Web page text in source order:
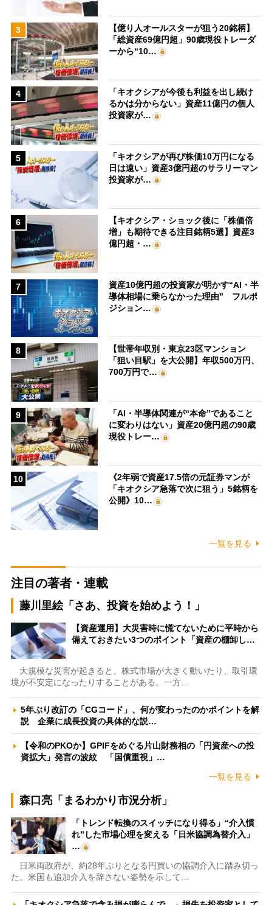
3
【億り人オールスターが狙う20銘柄】
「総資産69億円超」90歳現役トレーダ
ーから“10…
4
「キオクシアが今後も利益を出し続け
るかは分からない」資産11億円の個人
投資家が…
5
「キオクシアが再び株価10万円になる
日は遠い」資産3億円超のサラリーマン
投資家が…
6
【キオクシア・ショック後に「株価倍
増」も期待できる注目銘柄5選】資産3
億円超・…
7
資産10億円超の投資家が明かす“AI・半
導体相場に乗らなかった理由” フルポ
ジション…
8
【世帯年収別・東京23区マンション
「狙い目駅」を大公開】年収500万円、
700万円で…
9
「AI・半導体関連が“本命”であること
に変わりはない」資産20億円超の90歳
現役トレー…
10
《2年弱で資産17.5倍の元証券マンが
「キオクシア急落で次に狙う」5銘柄を
公開》10…
一覧を見る
注目の著者・連載
藤川里絵「さあ、投資を始めよう！」
【資産運用】大災害時に慌てないために平時から
備えておきたい3つのポイント「資産の棚卸し…
大規模な災害が起きると、株式市場が大きく動いたり、取引環
境が不安定になったりすることがある。一方…
5年ぶり改訂の「CGコード」、何が変わったのかポイントを解
説 企業に成長投資の具体的な説…
【令和のPKOか】GPIFをめぐる片山財務相の「円資産への投
資拡大」発言の波紋 「国債重視」…
一覧を見る
森口亮「まるわかり市況分析」
「トレンド転換のスイッチになり得る」“介入慣
れ”した市場心理を変える「日米協調為替介入」
…
日米両政府が、約28年ぶりとなる円買いの協調介入に踏み切っ
た。米国も追加介入を辞さない姿勢を示して…